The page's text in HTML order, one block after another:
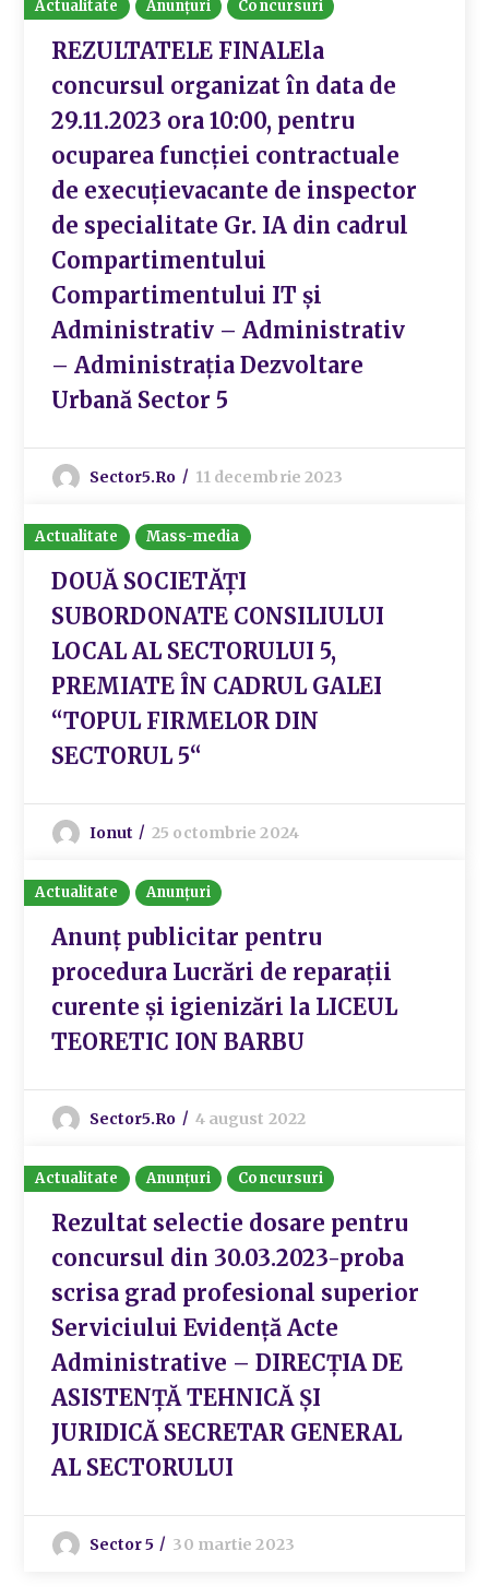
Actualitate Anunțuri Concursuri
REZULTATELE FINALEla
concursul organizat în data de
29.11.2023 ora 10:00, pentru
ocuparea funcției contractuale
de execuțievacante de inspector
de specialitate Gr. IA din cadrul
Compartimentului
Compartimentului IT și
Administrativ – Administrativ
– Administrația Dezvoltare
Urbană Sector 5
Sector5.ro 11 decembrie 2023
Actualitate Mass-media
DOUĂ SOCIETĂȚI
SUBORDONATE CONSILIULUI
LOCAL AL SECTORULUI 5,
PREMIATE ÎN CADRUL GALEI
“TOPUL FIRMELOR DIN
SECTORUL 5“
Ionut 25 octombrie 2024
Actualitate Anunțuri
Anunț publicitar pentru
procedura Lucrări de reparații
curente și igienizări la LICEUL
TEORETIC ION BARBU
Sector5.ro 4 august 2022
Actualitate Anunțuri Concursuri
Rezultat selectie dosare pentru
concursul din 30.03.2023-proba
scrisa grad profesional superior
Serviciului Evidență Acte
Administrative – DIRECȚIA DE
ASISTENȚĂ TEHNICĂ ȘI
JURIDICĂ SECRETAR GENERAL
AL SECTORULUI
Sector 5 30 martie 2023